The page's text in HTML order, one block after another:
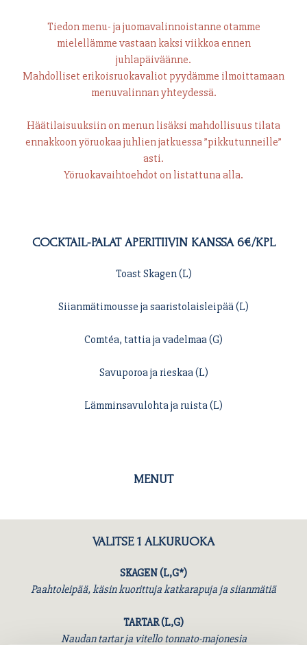
Tiedon menu- ja juomavalinnoistanne otamme
mielellämme vastaan kaksi viikkoa ennen
juhlapäiväänne.
Mahdolliset erikoisruokavaliot pyydämme ilmoittamaan
menuvalinnan yhteydessä.
Häätilaisuuksiin on menun lisäksi mahdollisuus tilata
ennakkoon yöruokaa juhlien jatkuessa ”pikkutunneille”
asti.
Yöruokavaihtoehdot on listattuna alla.
COCKTAIL-PALAT APERITIIVIN KANSSA 6€/KPL
Toast Skagen (L)
Siianmätimousse ja saaristolaisleipää (L)
Comtéa, tattia ja vadelmaa (G)
Savuporoa ja rieskaa (L)
Lämminsavulohta ja ruista (L)
MENUT
VALITSE 1 ALKURUOKA
SKAGEN (L,G*)
Paahtoleipää, käsin kuorittuja katkarapuja ja siianmätiä
TARTAR (L,G)
Naudan tartar ja vitello tonnato-majonesia